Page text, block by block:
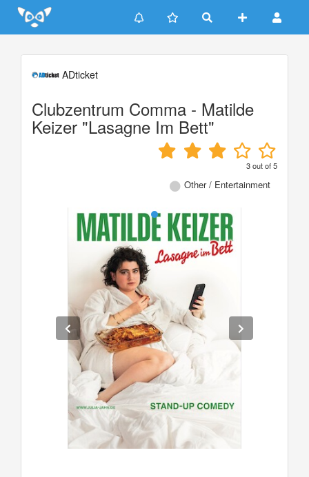
Update cookies preferences
ADticket
Clubzentrum Comma - Matilde
Keizer "Lasagne Im Bett"
3out of5
Other / Entertainment